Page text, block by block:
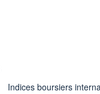
Indices boursiers